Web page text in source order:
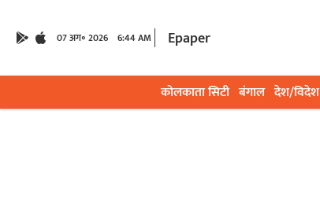
07 अग॰ 2026 6:44 AM Epaper
कोलकाता सिटी बंगाल देश/विदेश